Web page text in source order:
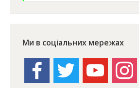
Ми в соціальних мережах
facebook twitter youtube instagram